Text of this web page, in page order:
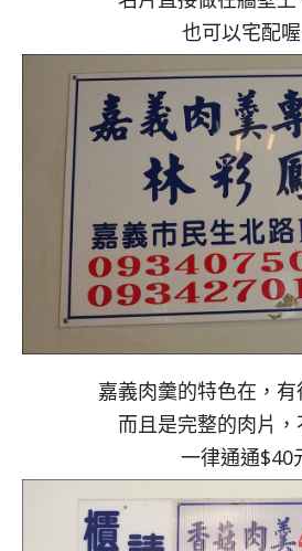
也可以宅配
嘉義肉羹的特色在，有
而且是完整的肉片
一律通通$40